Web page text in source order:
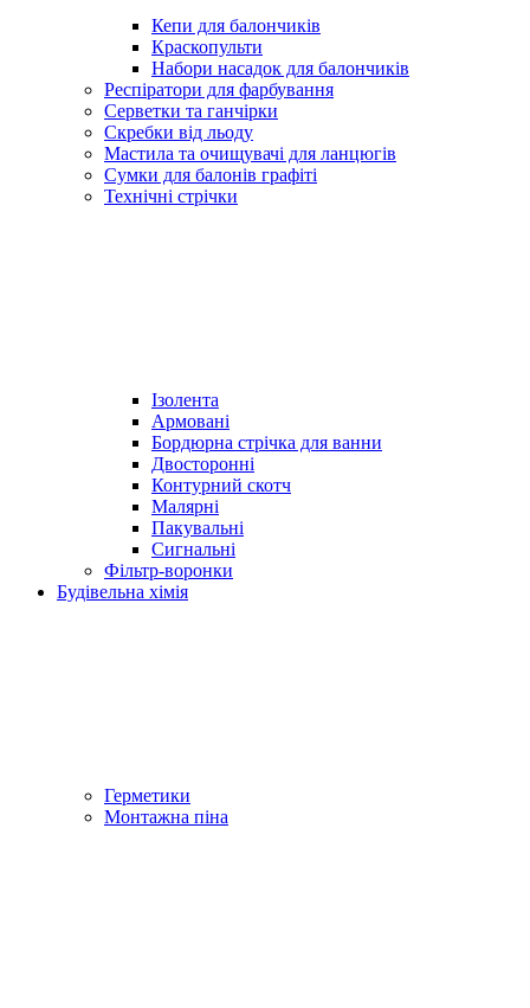
Кепи для балончиків
Краскопульти
Набори насадок для балончиків
Респіратори для фарбування
Серветки та ганчірки
Скребки від льоду
Мастила та очищувачі для ланцюгів
Сумки для балонів графіті
Технічні стрічки
Ізолента
Армовані
Бордюрна стрічка для ванни
Двосторонні
Контурний скотч
Малярні
Пакувальні
Сигнальні
Фільтр-воронки
Будівельна хімія
Герметики
Монтажна піна